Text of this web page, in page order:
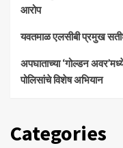
आरोप
यवतमाळ एलसीबी प्रमुख
अपघाताच्या ‘गोल्डन
पोलिसांचे विशेष अभियान
Categories